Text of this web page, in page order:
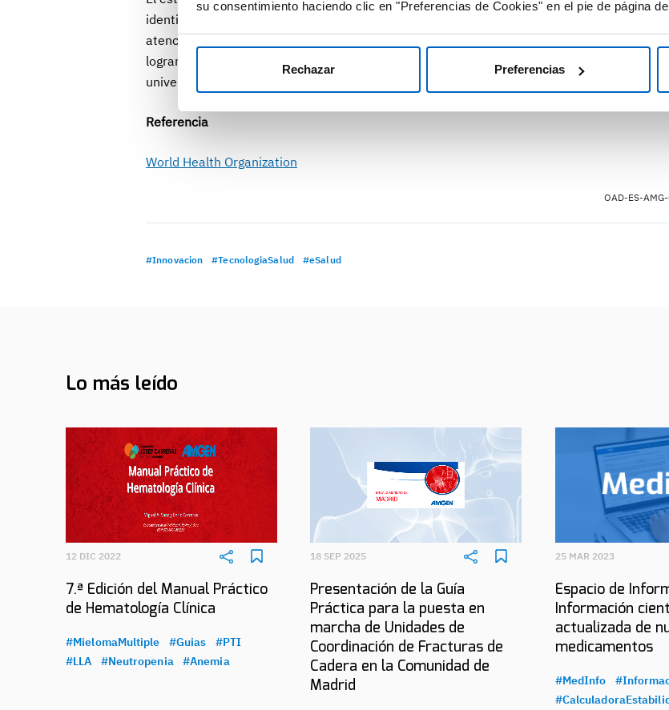
su consentimiento haciendo clic en "Preferencias de Cookies" en el pie de página
Rechazar Preferencias
identificar indicadores específicos” a mejorar el diagnóstico, tratamiento y resultados en la
atención médica. Aun así, los aspectos metodológicos deben considerarse debidamente
lograr un progreso beneficioso de la ciencia, y consecuentemente, la asistencia sanitaria
universal.
Referencia
World Health Organization
OAD-ES-
#Innovacion #TecnologiaSalud #eSalud
Lo más leído
12 DIC 2022
7.ª Edición del Manual Práctico
de Hematología Clínica
#MielomaMultiple #Guias
#PTI
#LLA
#Neutropenia #Anemia
18 SEP 2025
Presentación de la Guía
Práctica para la puesta en
marcha de Unidades de
Coordinación de Fracturas de
Cadera en la Comunidad de
Madrid
25 MAR 2023
Espacio de
Información
actualizada de
medicamentos
#MedInfo